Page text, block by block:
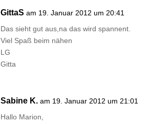
GittaS am 19. Januar 2012 um 20:41
Das sieht gut aus,na das wird spannent.
Viel Spaß beim nähen
LG
Gitta
Sabine K. am 19. Januar 2012 um 21:01
Hallo Marion,